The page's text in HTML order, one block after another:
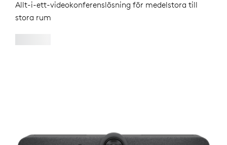
Allt-i-ett-videokonferenslösning för medelstora till
stora rum